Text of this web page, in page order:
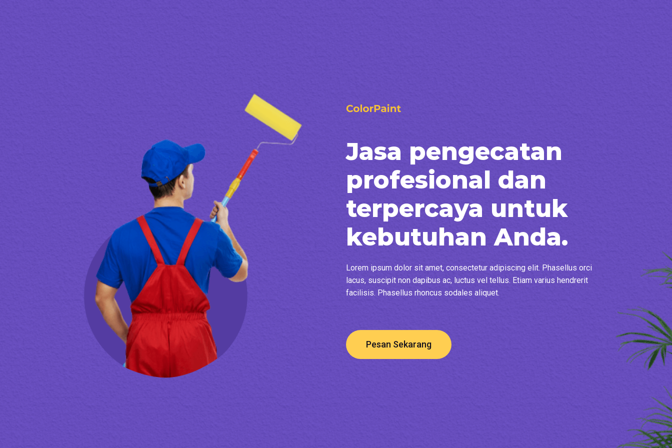
Jasa pengecatan
profesional dan
terpercaya untuk
kebutuhan Anda.
Lorem ipsum dolor sit amet, consectetur adipiscing elit. Phasellus orci
lacus, suscipit non dapibus ac, luctus vel tellus. Etiam varius hendrerit
facilisis. Phasellus rhoncus sodales aliquet.
Pesan Sekarang